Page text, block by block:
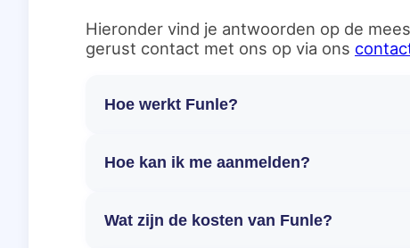
Hieronder vind je antwoorden op de
gerust contact met ons op via ons
Hoe werkt Funle?
Hoe kan ik me aanmelden?
Wat zijn de kosten van Funle?